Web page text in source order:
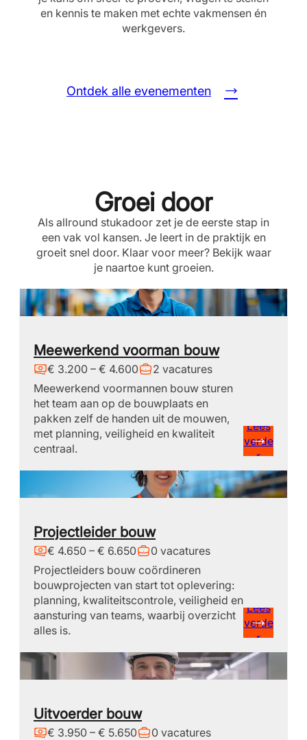
en kennis te maken met echte vakmensen én
werkgevers.
Ontdek alle evenementen
Groei door
Als allround stukadoor zet je de eerste stap in
een vak vol kansen. Je leert in de praktijk en
groeit snel door. Klaar voor meer? Bekijk waar
je naartoe kunt groeien.
Meewerkend voorman bouw
€ 3.200 – € 4.600
2 vacatures
Meewerkend voormannen bouw sturen
het team aan op de bouwplaats en
pakken zelf de handen uit de mouwen,
met planning, veiligheid en kwaliteit
centraal.
Lees
verde
r
Projectleider bouw
€ 4.650 – € 6.650
0 vacatures
Projectleiders bouw coördineren
bouwprojecten van start tot oplevering:
planning, kwaliteitscontrole, veiligheid en
aansturing van teams, waarbij overzicht
alles is.
Lees
verde
r
Uitvoerder bouw
€ 3.950 – € 5.650
0 vacatures